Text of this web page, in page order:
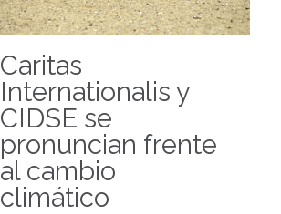
Caritas
Internationalis y
CIDSE se
pronuncian frente
al cambio
climático